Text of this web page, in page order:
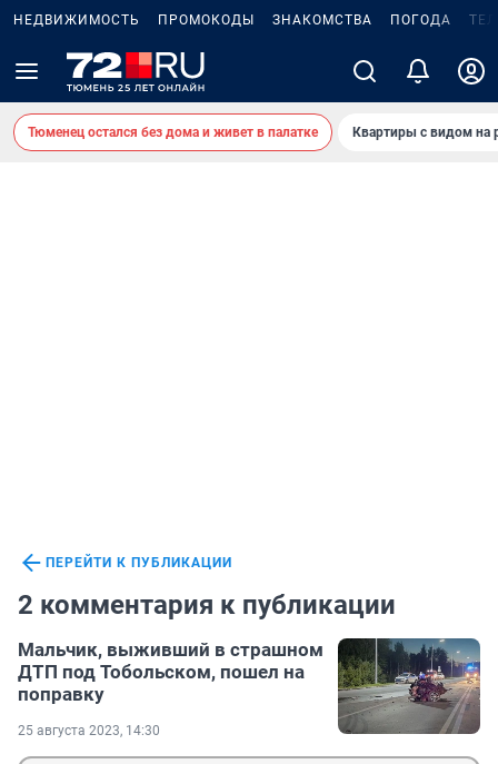
НЕДВИЖИМОСТЬ ПРОМОКОДЫ ЗНАКОМСТВА ПОГОДА
Тюменец остался без дома и живет в палатке Квартиры с видом на
ПЕРЕЙТИ К ПУБЛИКАЦИИ
2 комментария к публикации
Мальчик, выживший в страшном
ДТП под Тобольском, пошел на
поправку
25 августа 2023, 14:30